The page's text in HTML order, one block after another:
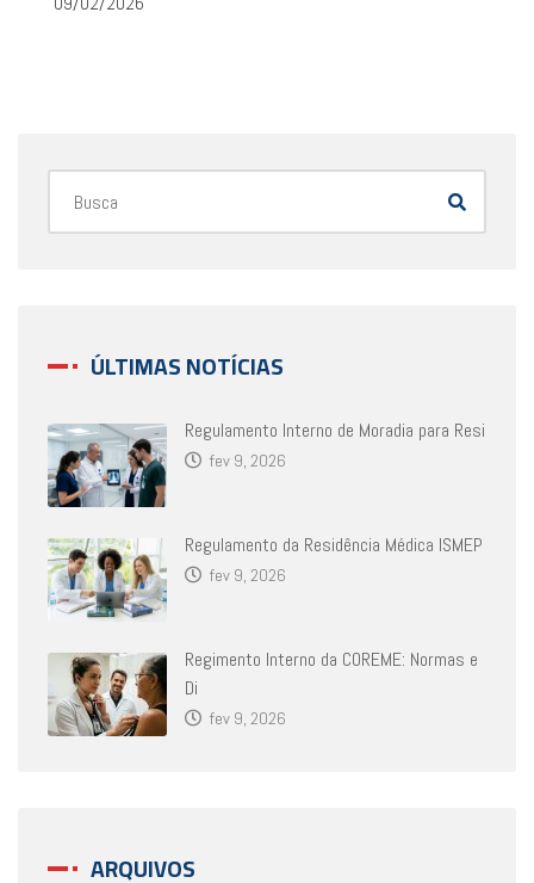
ÚLTIMAS NOTÍCIAS
Regulamento Interno de Moradia para Resi
fev 9, 2026
Regulamento da Residência Médica ISMEP
fev 9, 2026
Regimento Interno da COREME: Normas e
Di
fev 9, 2026
ARQUIVOS